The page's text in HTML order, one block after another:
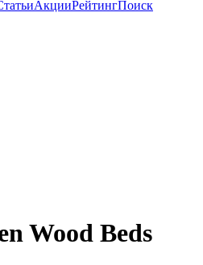
АкцииРейтингПоиск
Wood Beds